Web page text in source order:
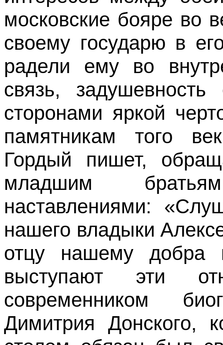
московские бояре во
своему государю в
радели ему во
связь,
сторонами яркой
памятникам того
Гордый пишет,
младшим
наставлениями:
нашего владыки
отцу нашему
выступают эти
современником
Димитрия Донского,